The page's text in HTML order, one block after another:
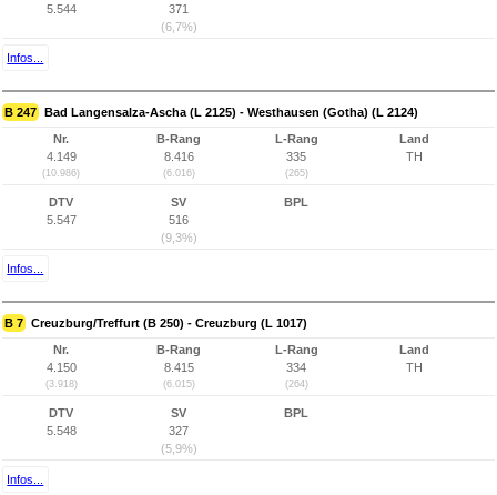
5.544
371
(6,7%)
Infos...
B 247 Bad Langensalza-Ascha (L 2125) - Westhausen (Gotha) (L 2124)
Nr.
4.149
(10.986)
B-Rang
8.416
(6.016)
L-Rang
335
(265)
Land
TH
DTV
5.547
SV
516
(9,3%)
BPL
Infos...
B 7 Creuzburg/Treffurt (B 250) - Creuzburg (L 1017)
Nr.
4.150
(3.918)
B-Rang
8.415
(6.015)
L-Rang
334
(264)
Land
TH
DTV
5.548
SV
327
(5,9%)
BPL
Infos...